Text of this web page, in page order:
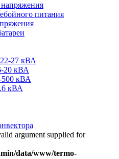
напряжения
питания
27 кВА
20 кВА
500 кВА
кВА
argument supplied for
data/www/termo-